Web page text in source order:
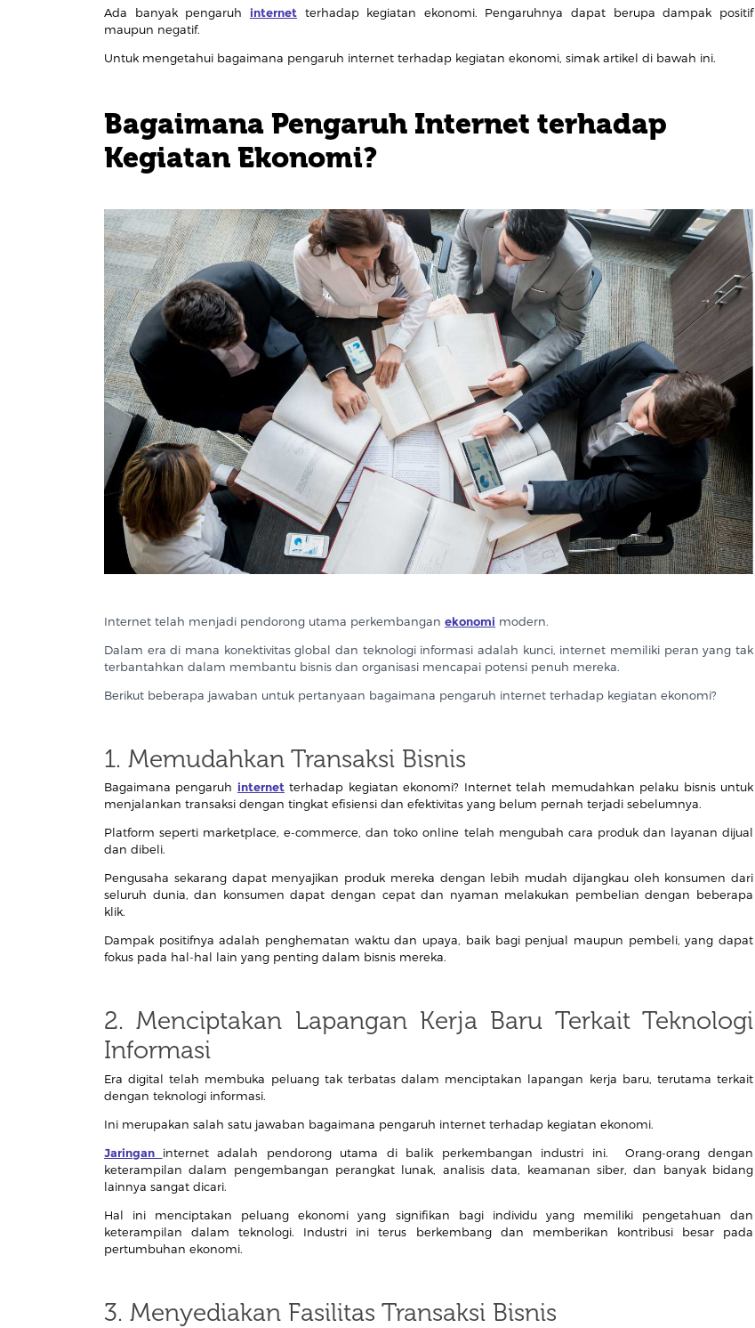
Ada banyak pengaruh internetterhadap kegiatan ekonomi. Pengaruhnya dapat berupa dampak positif
maupun negatif.
Untuk mengetahui bagaimana pengaruh internet terhadap kegiatan ekonomi, simak artikel di bawah ini.
Bagaimana Pengaruh Internet terhadap
Kegiatan Ekonomi?
Internet telah menjadi pendorong utama perkembangan ekonomi modern.
Dalam era di mana konektivitas global dan teknologi informasi adalah kunci, internet memiliki peran yang tak
terbantahkan dalam membantu bisnis dan organisasi mencapai potensi penuh mereka.
Berikut beberapa jawaban untuk pertanyaan bagaimana pengaruh internet terhadap kegiatan ekonomi?
1. Memudahkan Transaksi Bisnis
Bagaimana pengaruh internetterhadap kegiatan ekonomi? Internet telah memudahkan pelaku bisnis untuk
menjalankan transaksi dengan tingkat efisiensi dan efektivitas yang belum pernah terjadi sebelumnya.
Platform seperti marketplace, e-commerce, dan toko online telah mengubah cara produk dan layanan dijual
dan dibeli.
Pengusaha sekarang dapat menyajikan produk mereka dengan lebih mudah dijangkau oleh konsumen dari
seluruh dunia, dan konsumen dapat dengan cepat dan nyaman melakukan pembelian dengan beberapa
klik.
Dampak positifnya adalah penghematan waktu dan upaya, baik bagi penjual maupun pembeli, yang dapat
fokus pada hal-hal lain yang penting dalam bisnis mereka.
2. Menciptakan Lapangan Kerja Baru Terkait Teknologi
Informasi
Era digital telah membuka peluang tak terbatas dalam menciptakan lapangan kerja baru, terutama terkait
dengan teknologi informasi.
Ini merupakan salah satu jawaban bagaimana pengaruh internet terhadap kegiatan ekonomi.
Jaringan internet adalah pendorong utama di balik perkembangan industri ini. Orang-orang dengan
keterampilan dalam pengembangan perangkat lunak, analisis data, keamanan siber, dan banyak bidang
lainnya sangat dicari.
Hal ini menciptakan peluang ekonomi yang signifikan bagi individu yang memiliki pengetahuan dan
keterampilan dalam teknologi. Industri ini terus berkembang dan memberikan kontribusi besar pada
pertumbuhan ekonomi.
3. Menyediakan Fasilitas Transaksi Bisnis